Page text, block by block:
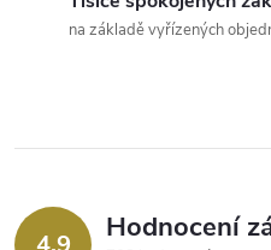
na základě vyřízených
Hodnocení